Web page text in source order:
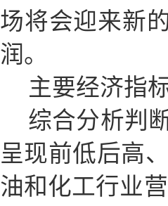
场将会迎来新
润。
主要经济指
综合分析判
呈现前低后高
油和化工行业